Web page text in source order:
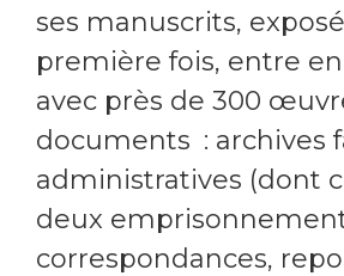
ses manuscrits,
première fois, entre
avec près de 300
documents : archives
administratives (dont
deux
correspondances,